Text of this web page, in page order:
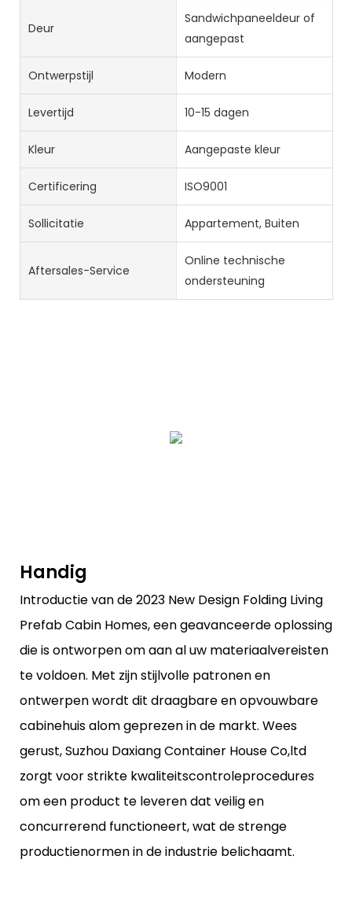
Deur
Sandwichpaneeldeur of
aangepast
Ontwerpstijl Modern
Levertijd 10-15 dagen
Kleur Aangepaste kleur
Certificering ISO9001
Sollicitatie Appartement, Buiten
Aftersales-Service
Online technische
ondersteuning
Handig
Introductie van de 2023 New Design Folding Living
Prefab Cabin Homes, een geavanceerde oplossing
die is ontworpen om aan al uw materiaalvereisten
te voldoen. Met zijn stijlvolle patronen en
ontwerpen wordt dit draagbare en opvouwbare
cabinehuis alom geprezen in de markt. Wees
gerust, Suzhou Daxiang Container House Co,ltd
zorgt voor strikte kwaliteitscontroleprocedures
om een ​​product te leveren dat veilig en
concurrerend functioneert, wat de strenge
productienormen in de industrie belichaamt.